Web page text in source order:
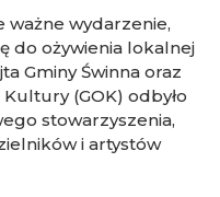
ważne wydarzenie,
do ożywienia lokalnej
Gminy Świnna oraz
(GOK) odbyło
stowarzyszenia,
i artystów